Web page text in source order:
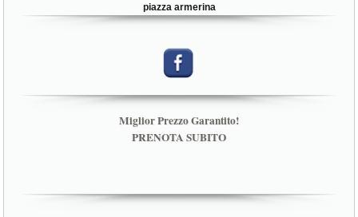
piazza armerina
Miglior Prezzo Garantito!
PRENOTA SUBITO